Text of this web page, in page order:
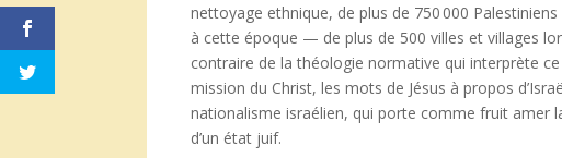
nettoyage ethnique, de plus de 750 000
à cette époque — de plus de 500 villes et villages
contraire de la théologie normative qui interprète
mission du Christ, les mots de Jésus à propos
nationalisme israélien, qui porte comme fruit amer
d’un état juif.